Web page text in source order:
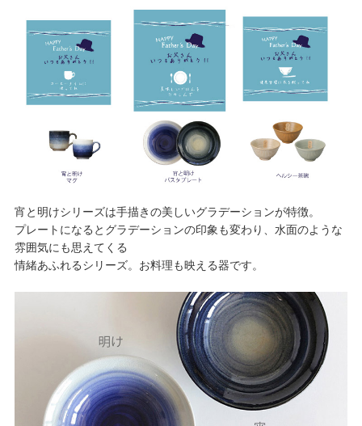
宵と明けシリーズは手描きの美しいグラデーションが特徴。
プレートになるとグラデーションの印象も変わり、水面のような
雰囲気にも思えてくる
情緒あふれるシリーズ。お料理も映える器です。